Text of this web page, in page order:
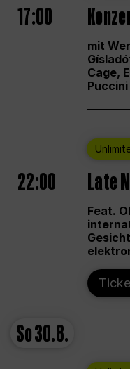
17:00
mit
Cage,
Puccini
22:00 Late
Feat.
So30.8.